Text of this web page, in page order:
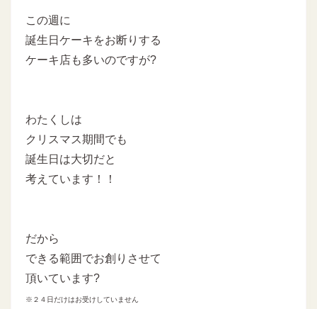
この週に
誕生日ケーキをお断りする
ケーキ店も多いのですが?
わたくしは
クリスマス期間でも
誕生日は大切だと
考えています！！
だから
できる範囲でお創りさせて
頂いています?
※２４日だけはお受けしていません